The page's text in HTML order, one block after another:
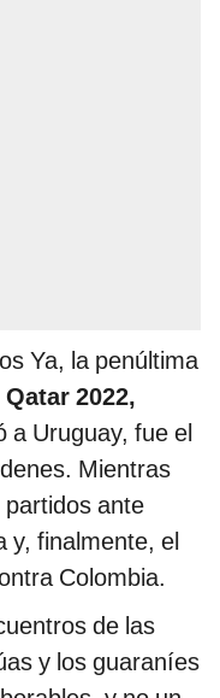
Ya, la penúltima
2022,
a Uruguay, fue el
Mientras
ante
y, finalmente, el
Colombia.
de las
y los guaraníes